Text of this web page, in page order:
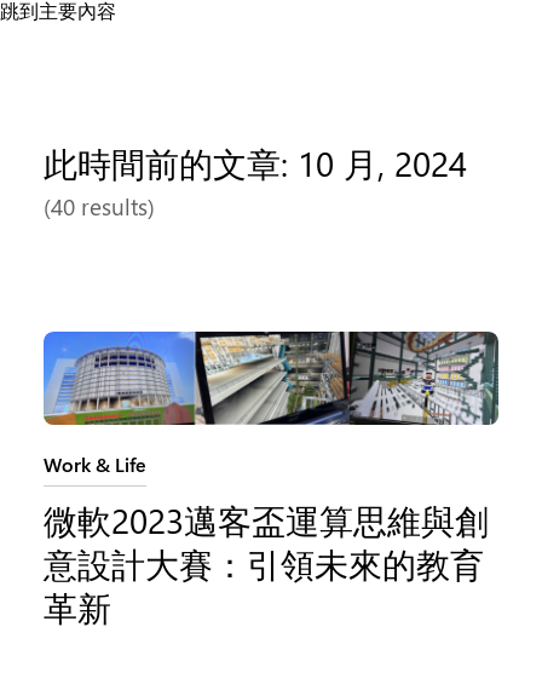
跳到主要內容
此時間前的文章: 10 月, 2024
(40 results)
類別:
Work & Life
微軟2023邁客盃運算思維與創
意設計大賽：引領未來的教育
革新